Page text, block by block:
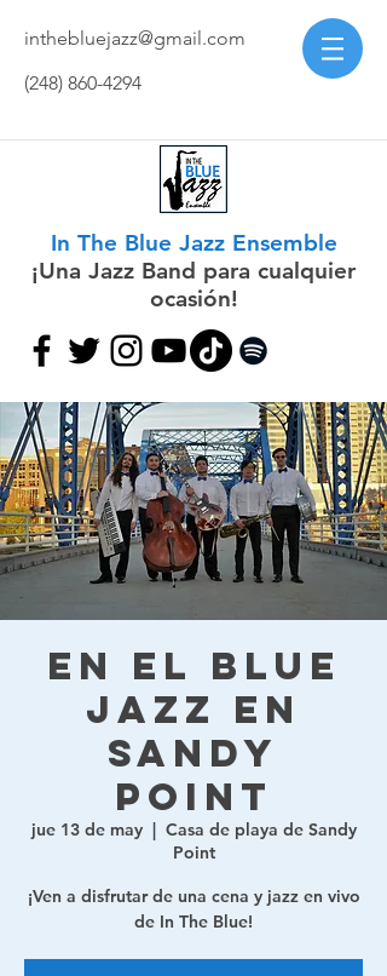
inthebluejazz@gmail.com
(248) 860-4294
In The Blue Jazz Ensemble
¡Una Jazz Band para cualquier
ocasión!
En el Blue
Jazz en
Sandy
Point
jue 13 de may
  |
Casa de playa de Sandy
Point
¡Ven a disfrutar de una cena y jazz en vivo
de In The Blue!